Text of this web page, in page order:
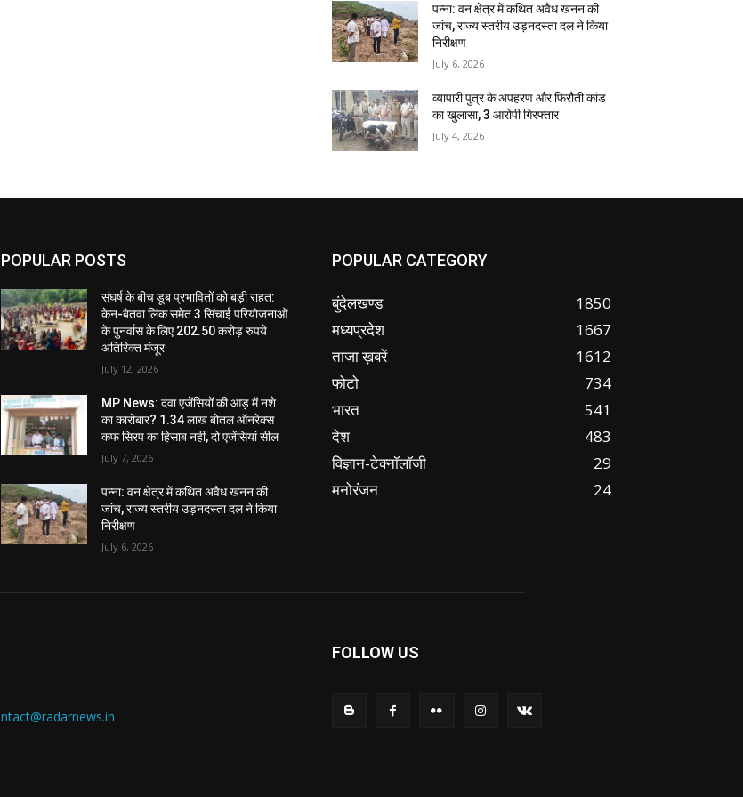
पन्ना: वन क्षेत्र में कथित अवैध खनन की
जांच, राज्य स्तरीय उड़नदस्ता दल ने किया
निरीक्षण
July 6, 2026
व्यापारी पुत्र के अपहरण और फिरौती कांड
का खुलासा, 3 आरोपी गिरफ्तार
July 4, 2026
POPULAR POSTS
संघर्ष के बीच डूब प्रभावितों को बड़ी राहत:
केन-बेतवा लिंक समेत 3 सिंचाई परियोजनाओं
के पुनर्वास के लिए 202.50 करोड़ रुपये
अतिरिक्त मंजूर
July 12, 2026
MP News: दवा एजेंसियों की आड़ में नशे
का कारोबार? 1.34 लाख बोतल ऑनरेक्स
कफ सिरप का हिसाब नहीं, दो एजेंसियां सील
July 7, 2026
पन्ना: वन क्षेत्र में कथित अवैध खनन की
जांच, राज्य स्तरीय उड़नदस्ता दल ने किया
निरीक्षण
July 6, 2026
POPULAR CATEGORY
बुंदेलखण्ड
1850
मध्यप्रदेश
1667
ताजा ख़बरें
1612
फोटो
734
भारत
541
देश
483
विज्ञान-टेक्नॉलॉजी
29
मनोरंजन
24
FOLLOW US